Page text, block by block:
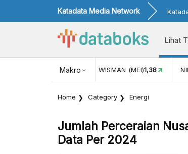
Katadata Media Network
Lihat
Makro
NILAI TUKAR USD/IDR 17.916
Home Category Energi
Jumlah Perceraian
Data Per 2024